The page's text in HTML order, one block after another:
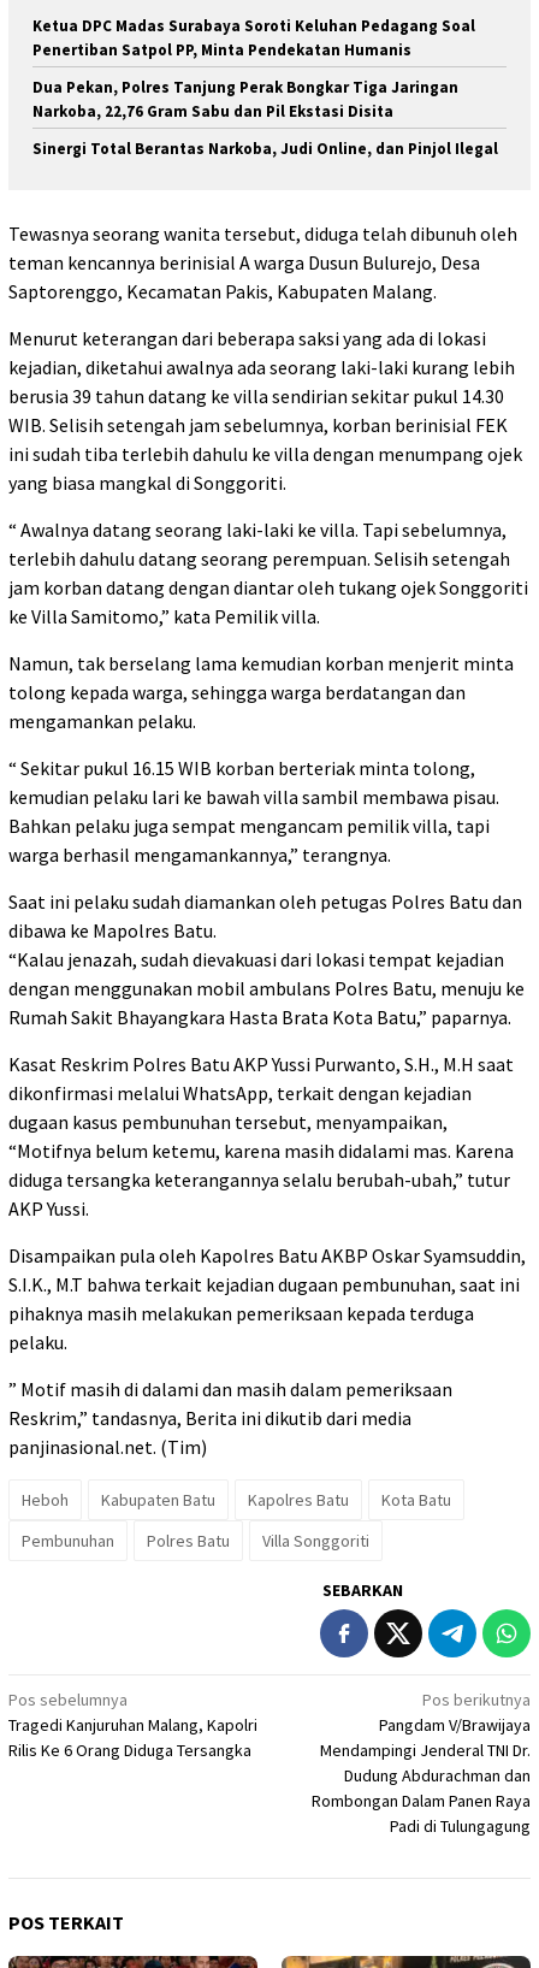
Ketua DPC Madas Surabaya Soroti Keluhan Pedagang Soal
Penertiban Satpol PP, Minta Pendekatan Humanis
Dua Pekan, Polres Tanjung Perak Bongkar Tiga Jaringan
Narkoba, 22,76 Gram Sabu dan Pil Ekstasi Disita
Sinergi Total Berantas Narkoba, Judi Online, dan Pinjol Ilegal
Tewasnya seorang wanita tersebut, diduga telah dibunuh oleh
teman kencannya berinisial A warga Dusun Bulurejo, Desa
Saptorenggo, Kecamatan Pakis, Kabupaten Malang.
Menurut keterangan dari beberapa saksi yang ada di lokasi
kejadian, diketahui awalnya ada seorang laki-laki kurang lebih
berusia 39 tahun datang ke villa sendirian sekitar pukul 14.30
WIB. Selisih setengah jam sebelumnya, korban berinisial FEK
ini sudah tiba terlebih dahulu ke villa dengan menumpang ojek
yang biasa mangkal di Songgoriti.
“ Awalnya datang seorang laki-laki ke villa. Tapi sebelumnya,
terlebih dahulu datang seorang perempuan. Selisih setengah
jam korban datang dengan diantar oleh tukang ojek Songgoriti
ke Villa Samitomo,” kata Pemilik villa.
Namun, tak berselang lama kemudian korban menjerit minta
tolong kepada warga, sehingga warga berdatangan dan
mengamankan pelaku.
“ Sekitar pukul 16.15 WIB korban berteriak minta tolong,
kemudian pelaku lari ke bawah villa sambil membawa pisau.
Bahkan pelaku juga sempat mengancam pemilik villa, tapi
warga berhasil mengamankannya,” terangnya.
Saat ini pelaku sudah diamankan oleh petugas Polres Batu dan
dibawa ke Mapolres Batu.
“Kalau jenazah, sudah dievakuasi dari lokasi tempat kejadian
dengan menggunakan mobil ambulans Polres Batu, menuju ke
Rumah Sakit Bhayangkara Hasta Brata Kota Batu,” paparnya.
Kasat Reskrim Polres Batu AKP Yussi Purwanto, S.H., M.H saat
dikonfirmasi melalui WhatsApp, terkait dengan kejadian
dugaan kasus pembunuhan tersebut, menyampaikan,
“Motifnya belum ketemu, karena masih didalami mas. Karena
diduga tersangka keterangannya selalu berubah-ubah,” tutur
AKP Yussi.
Disampaikan pula oleh Kapolres Batu AKBP Oskar Syamsuddin,
S.I.K., M.T bahwa terkait kejadian dugaan pembunuhan, saat ini
pihaknya masih melakukan pemeriksaan kepada terduga
pelaku.
” Motif masih di dalami dan masih dalam pemeriksaan
Reskrim,” tandasnya, Berita ini dikutib dari media
panjinasional.net. (Tim)
Heboh Kabupaten Batu Kapolres Batu
Kota Batu
Pembunuhan
Polres Batu Villa Songgoriti
SEBARKAN
Navigasi
pos
Pos sebelumnya
Tragedi Kanjuruhan Malang, Kapolri
Rilis Ke 6 Orang Diduga Tersangka
Pos berikutnya
Pangdam V/Brawijaya
Mendampingi Jenderal TNI Dr.
Dudung Abdurachman dan
Rombongan Dalam Panen Raya
Padi di Tulungagung
POS TERKAIT